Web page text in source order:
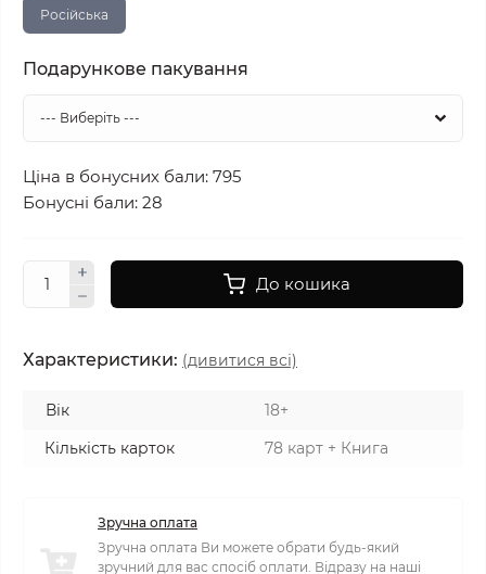
Російська
Подарункове пакування
Ціна в бонусних бали: 795
Бонусні бали: 28
До кошика
Характеристики: (дивитися всі)
Вік
18+
Кількість карток
78 карт + Книга
Зручна оплата
Зручна оплата Ви можете обрати будь-який
зручний для вас спосіб оплати. Відразу на наші